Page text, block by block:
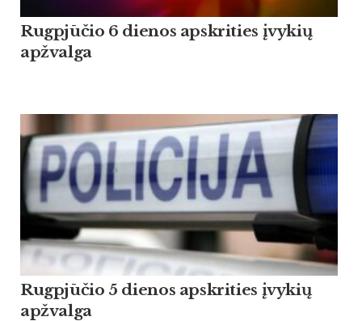
Rugpjūčio 6 dienos apskrities įvykių
apžvalga
Rugpjūčio 5 dienos apskrities įvykių
apžvalga